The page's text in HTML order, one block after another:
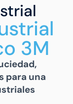
3M
para una